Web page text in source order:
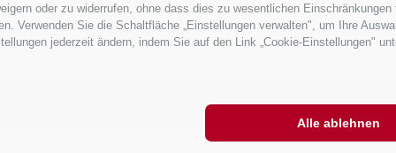
oder zu widerrufen, ohne dass dies zu wesentlichen
Verwenden Sie die Schaltfläche „Einstellungen verwalten", um Ihre
jederzeit ändern, indem Sie auf den Link „Cookie-Einstellungen"
Alle ablehnen
GuestPass